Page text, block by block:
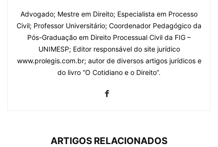
Advogado; Mestre em Direito; Especialista em Processo
Civil; Professor Universitário; Coordenador Pedagógico da
Pós-Graduação em Direito Processual Civil da FIG –
UNIMESP; Editor responsável do site jurídico
www.prolegis.com.br; autor de diversos artigos jurídicos e
do livro “O Cotidiano e o Direito”.
ARTIGOS RELACIONADOS